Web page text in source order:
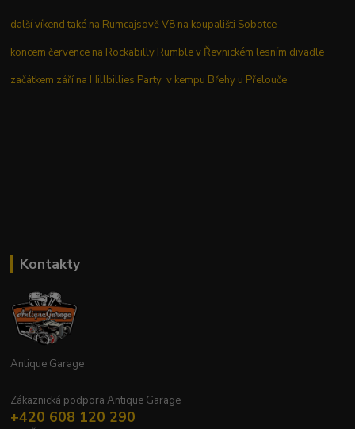
další víkend také na Rumcajsově V8 na koupališti Sobotce
koncem července na Rockabilly Rumble v Řevnickém lesním divadle
začátkem září na Hillbillies Party v kempu Břehy u Přelouče
Kontakty
Antique Garage
Zákaznická podpora Antique Garage
+420 608 120 290